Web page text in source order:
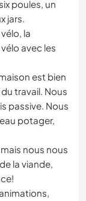
poules, un
jars.
la
avec les
est bien
travail. Nous
passive. Nous
potager,
nous nous
la viande,